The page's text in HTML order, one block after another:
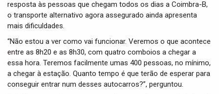
resposta às pessoas que chegam todos os dias a Coimbra-B,
o transporte alternativo agora assegurado ainda apresenta
mais dificuldades.
“Não estou a ver como vai funcionar. Veremos o que acontece
entre as 8h20 e as 8h30, com quatro comboios a chegar a
essa hora. Teremos facilmente umas 400 pessoas, no mínimo,
a chegar à estação. Quanto tempo é que terão de esperar para
conseguir entrar num desses autocarros?”, perguntou.